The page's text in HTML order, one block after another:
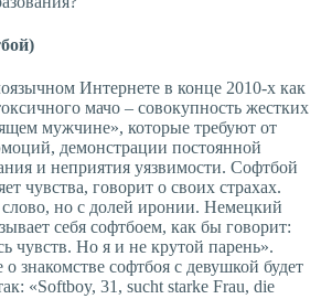
Интернете в конце 2010-х как
мачо – совокупность жестких
мужчине», которые требуют от
демонстрации постоянной
и неприятия уязвимости. Софтбой
чувства, говорит о своих страхах.
но с долей иронии. Немецкий
себя софтбоем, как бы говорит:
чувств. Но я и не крутой парень».
знакомстве софтбоя с девушкой будет
«Softboy, 31, sucht starke Frau, die